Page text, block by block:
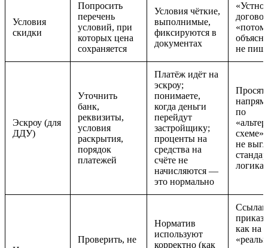
Условия
скидки
Попросить
перечень
условий, при
которых цена
сохраняется
Условия чёткие,
выполнимые,
фиксируются в
документах
«Устно
«потом
не
Эскроу (для
ДДУ)
Уточнить
банк,
реквизиты,
условия
раскрытия,
порядок
платежей
Платёж идёт на
эскроу;
понимаете,
когда деньги
перейдут
застройщику;
проценты на
средства на
счёте не
начисляются —
это нормально
Просят
по
схеме»,
не
логика
Проверить, не
Норматив
используют
корректно (как
приказ
как на